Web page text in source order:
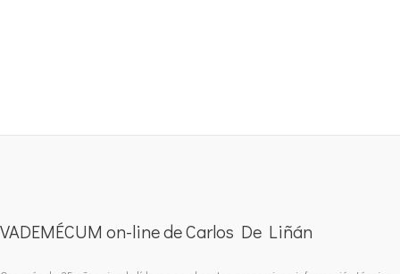
VADEMÉCUM on-line de Carlos De Liñán